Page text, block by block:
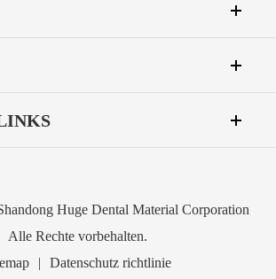
Huge Dental Material Corporation
Alle Rechte vorbehalten.
| Datenschutz richtlinie